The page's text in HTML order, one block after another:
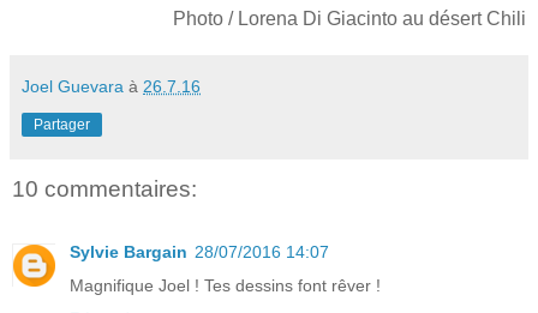
Photo / Lorena Di Giacinto au désert Chili
Joel Guevara à 26.7.16
Partager
10 commentaires:
Sylvie Bargain 28/07/2016 14:07
Magnifique Joel ! Tes dessins font rêver !